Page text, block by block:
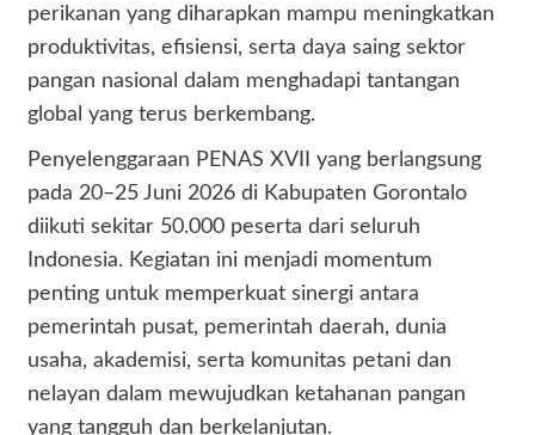
perikanan yang diharapkan mampu meningkatkan
produktivitas, efisiensi, serta daya saing sektor
pangan nasional dalam menghadapi tantangan
global yang terus berkembang.
Penyelenggaraan PENAS XVII yang berlangsung
pada 20–25 Juni 2026 di Kabupaten Gorontalo
diikuti sekitar 50.000 peserta dari seluruh
Indonesia. Kegiatan ini menjadi momentum
penting untuk memperkuat sinergi antara
pemerintah pusat, pemerintah daerah, dunia
usaha, akademisi, serta komunitas petani dan
nelayan dalam mewujudkan ketahanan pangan
yang tangguh dan berkelanjutan.